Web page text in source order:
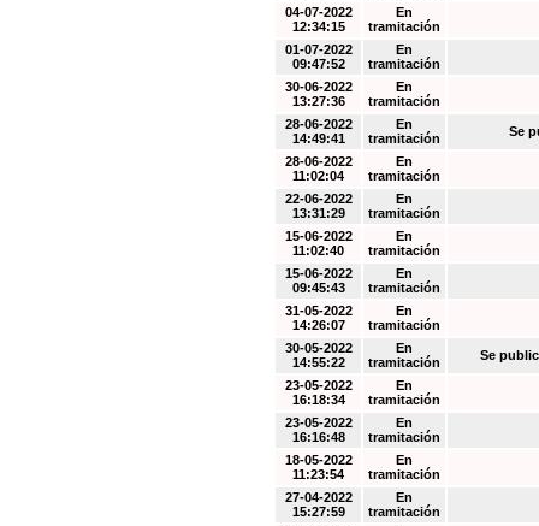
04-07-2022
12:34:15
En
tramitación
01-07-2022
09:47:52
En
tramitación
30-06-2022
13:27:36
En
tramitación
28-06-2022
14:49:41
En
tramitación
Se
28-06-2022
11:02:04
En
tramitación
22-06-2022
13:31:29
En
tramitación
15-06-2022
11:02:40
En
tramitación
15-06-2022
09:45:43
En
tramitación
31-05-2022
14:26:07
En
tramitación
30-05-2022
14:55:22
En
tramitación
Se
23-05-2022
16:18:34
En
tramitación
23-05-2022
16:16:48
En
tramitación
18-05-2022
11:23:54
En
tramitación
27-04-2022
15:27:59
En
tramitación